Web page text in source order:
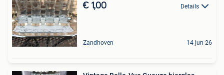
€ 1,00 Details
Zandhoven 14 jun 26